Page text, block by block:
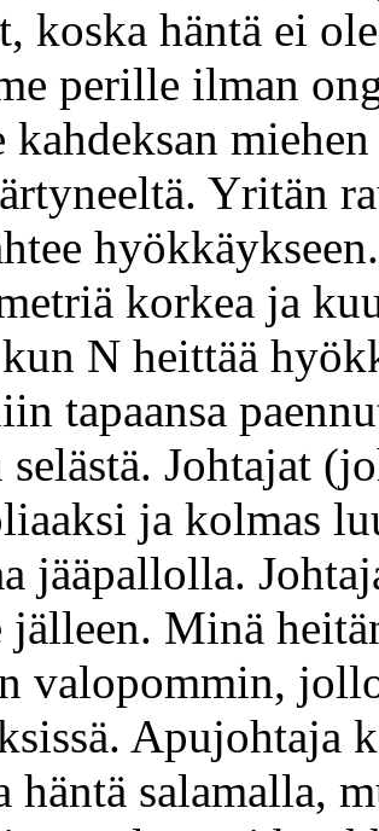
koska häntä ei
perille ilman
kahdeksan
Yritän
korkea ja
N heittää
tapaansa
selästä. Johtajat
ja kolmas
jääpallolla.
jälleen. Minä
valopommin,
Apujohtaja
häntä salamalla,